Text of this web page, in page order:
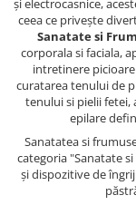
și electrocasnice,
ceea ce privește
Sanatate si
corporala si faciala,
intretinere
curatarea tenului de
tenului si pielii fetei,
epilare
Sanatatea si
categoria "Sanatate
și dispozitive de